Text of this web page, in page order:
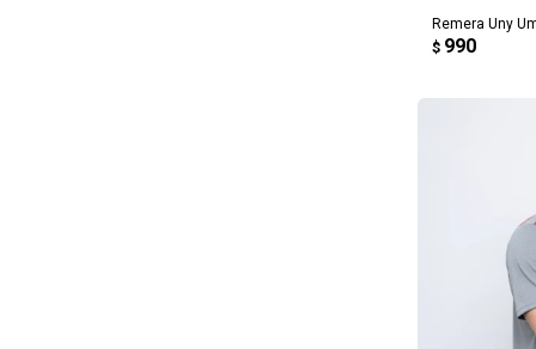
Remera Uny
$ 990